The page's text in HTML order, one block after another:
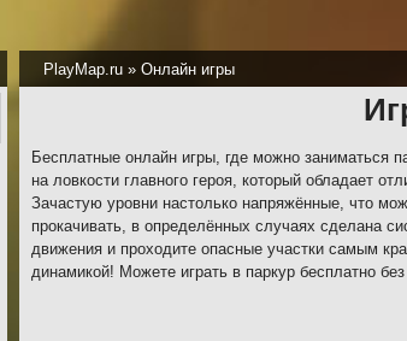
PlayMap.ru » Онлайн игры
Бесплатные онлайн игры, где можно заниматься
на ловкости главного героя, который обладает
Зачастую уровни настолько напряжённые, что
прокачивать, в определённых случаях сделана
движения и проходите опасные участки самым
динамикой! Можете играть в паркур бесплатно